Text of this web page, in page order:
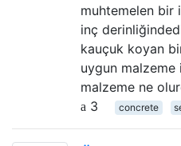
muhtemelen bir
inç
kauçuk koyan
uygun
malzeme ne
3
concrete